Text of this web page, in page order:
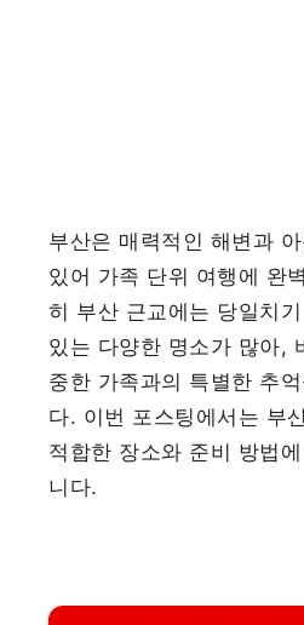
부산은 매력적인 해변과
있어 가족 단위 여행에 완
히 부산 근교에는 당일치
있는 다양한 명소가 많아,
중한 가족과의 특별한 추
다. 이번 포스팅에서는 부
적합한 장소와 준비 방법
니다.